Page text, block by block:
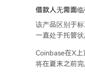
借款人无需面
该产品区别于
一直处于托管
Coinbase在X
将在夏末之前